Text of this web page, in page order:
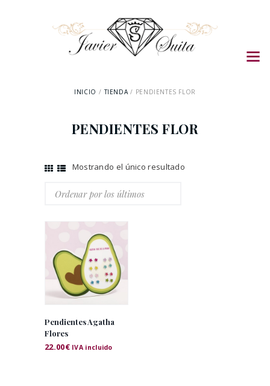
INICIO TIENDA PENDIENTES FLOR
PENDIENTES FLOR
Mostrando el único resultado
Pendientes Agatha
Flores
22.00€ IVA incluido